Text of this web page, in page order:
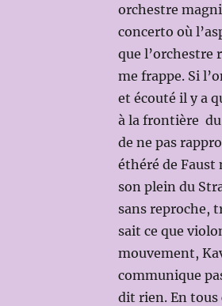
orchestre
concerto où
que l’orchestre
me frappe. Si
et écouté il y a
à la frontière
de ne pas
éthéré de Faust
son plein du
sans reproche,
sait ce que
mouvement,
communique
dit rien. En tous